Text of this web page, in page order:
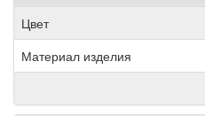
Цвет
Материал изделия